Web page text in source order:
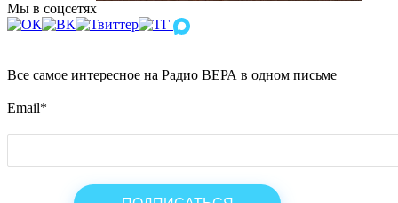
Мы в соцсетях
Все самое интересное на Радио ВЕРА в одном письме
Email*